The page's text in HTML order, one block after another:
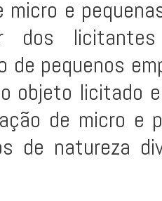
micro e
dos
de pequenos
objeto licitado
de micro e
de natureza